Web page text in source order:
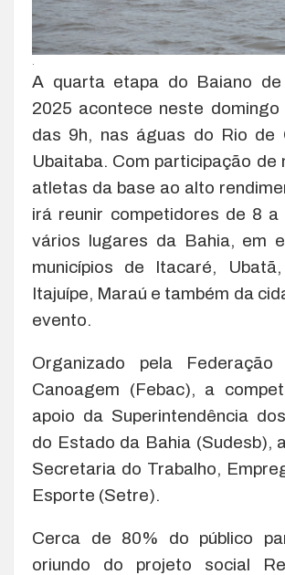
A quarta etapa do Baiano de
2025 acontece neste
das 9h, nas águas do Rio de
Ubaitaba. Com participação de
atletas da base ao alto
irá reunir competidores de 8 a
vários lugares da Bahia, em
municípios de Itacaré,
Itajuípe, Maraú e também da
evento.
Organizado pela
Canoagem (Febac), a
apoio da Superintendência
do Estado da Bahia (Sudesb),
Secretaria do Trabalho,
Esporte (Setre).
Cerca de 80% do público
oriundo do projeto social